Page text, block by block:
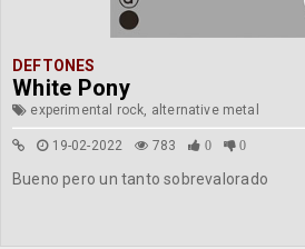
DEFTONES
White Pony
experimental rock, alternative metal
19-02-2022 783 0 0
Bueno pero un tanto sobrevalorado